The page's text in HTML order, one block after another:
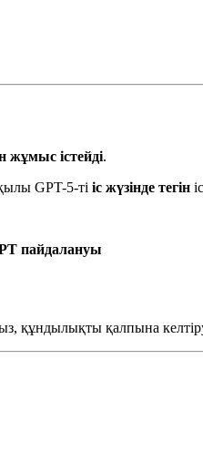
жұмыс істейді.
GPT-5-ті іс жүзінде тегін
пайдалануы
құндылықты қалпына